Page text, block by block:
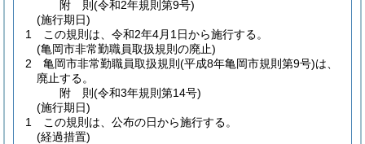
附 則(令和2年規則第9号)
(施行期日)
1
この規則は、令和2年4月1日から施行する。
(亀岡市非常勤職員取扱規則の廃止)
2
亀岡市非常勤職員取扱規則 (平成8年亀岡市規則第9号)は、
廃止する。
附 則(令和3年規則第14号)
(施行期日)
1
この規則は、公布の日から施行する。
(経過措置)